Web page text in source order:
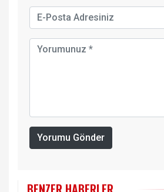
Yorumu Gönder